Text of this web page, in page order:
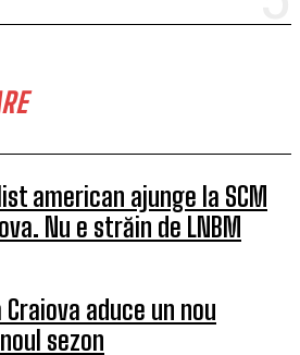
american ajunge la SCM
Nu e străin de LNBM
aduce un nou
sezon